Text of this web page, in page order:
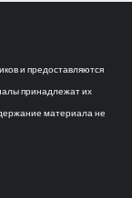
и предоставляются
принадлежат их
материала не